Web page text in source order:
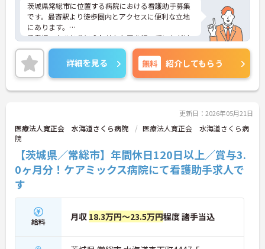
茨城県常総市に位置する病院における看護助手募集
です。最寄駅より徒歩圏内とアクセスに便利な立地
にあります。
患者様一人ひとりに合わせたケアを行っていただけ
る方を募集しています。
ご興味のある方には、面接対策ポイントなど、さら
に詳細をお話しいたしますのでお気軽にご相談くだ
さい！
詳細を見る 無料 紹介してもらう
更新日：2026年05月21日
医療法人寛正会 水海道さくら病院
医療法人寛正会 水海道さくら病
院
【茨城県／常総市】年間休日120日以上／賞与3.
0ヶ月分！ケアミックス病院にて看護助手求人で
す
給料 月収 18.3万円～23.5万円程度 諸手当込